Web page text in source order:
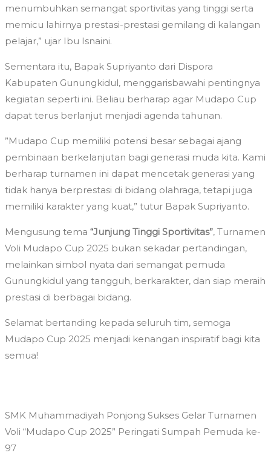
menumbuhkan semangat sportivitas yang tinggi serta
memicu lahirnya prestasi-prestasi gemilang di kalangan
pelajar,” ujar Ibu Isnaini.
​Sementara itu, Bapak Supriyanto dari Dispora
Kabupaten Gunungkidul, menggarisbawahi pentingnya
kegiatan seperti ini. Beliau berharap agar Mudapo Cup
dapat terus berlanjut menjadi agenda tahunan.
​”Mudapo Cup memiliki potensi besar sebagai ajang
pembinaan berkelanjutan bagi generasi muda kita. Kami
berharap turnamen ini dapat mencetak generasi yang
tidak hanya berprestasi di bidang olahraga, tetapi juga
memiliki karakter yang kuat,” tutur Bapak Supriyanto.
​Mengusung tema “Junjung Tinggi Sportivitas”, Turnamen
Voli Mudapo Cup 2025 bukan sekadar pertandingan,
melainkan simbol nyata dari semangat pemuda
Gunungkidul yang tangguh, berkarakter, dan siap meraih
prestasi di berbagai bidang.
​Selamat bertanding kepada seluruh tim, semoga
Mudapo Cup 2025 menjadi kenangan inspiratif bagi kita
semua!
SMK Muhammadiyah Ponjong Sukses Gelar Turnamen
Voli “Mudapo Cup 2025” Peringati Sumpah Pemuda ke-
97